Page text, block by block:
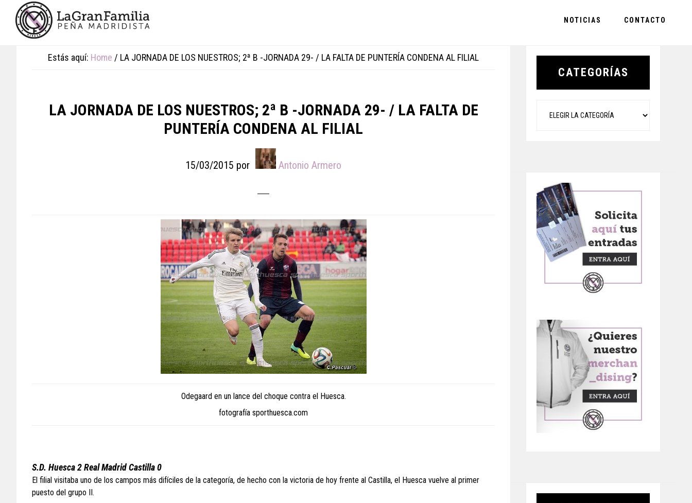
primary
footer
NOTICIAS CONTACTO
Estás aquí: Home / LA JORNADA DE LOS NUESTROS; 2ª B -JORNADA 29- / LA FALTA DE PUNTERÍA CONDENA AL FILIAL
LA JORNADA DE LOS NUESTROS; 2ª B -JORNADA 29- / LA FALTA DE
PUNTERÍA CONDENA AL FILIAL
15/03/2015 por Antonio Armero
Odegaard en un lance del choque contra el Huesca.
fotografía sporthuesca.com
S.D. Huesca 2 Real Madrid Castilla 0
El filial visitaba uno de los campos más difíciles de la categoría, de hecho con la victoria de hoy frente al Castilla, el Huesca vuelve al primer
puesto del grupo II.
Primary
CATEGORÍAS